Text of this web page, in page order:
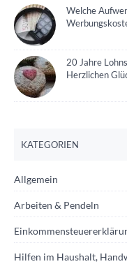
Welche
20 Jahre
Herzlichen
KATEGORIEN
Allgemein
Arbeiten & Pendeln
Hilfen im Haushalt,